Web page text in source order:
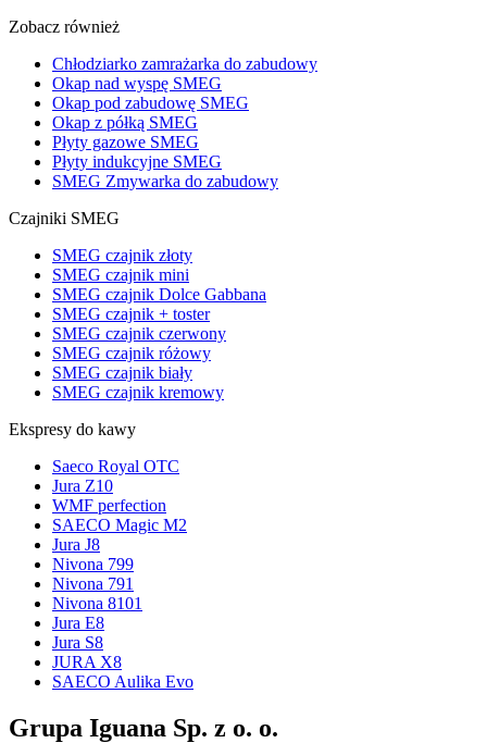
Zobacz również
Chłodziarko zamrażarka do zabudowy
Okap nad wyspę SMEG
Okap pod zabudowę SMEG
Okap z półką SMEG
Płyty gazowe SMEG
Płyty indukcyjne SMEG
SMEG Zmywarka do zabudowy
Czajniki SMEG
SMEG czajnik złoty
SMEG czajnik mini
SMEG czajnik Dolce Gabbana
SMEG czajnik + toster
SMEG czajnik czerwony
SMEG czajnik różowy
SMEG czajnik biały
SMEG czajnik kremowy
Ekspresy do kawy
Saeco Royal OTC
Jura Z10
WMF perfection
SAECO Magic M2
Jura J8
Nivona 799
Nivona 791
Nivona 8101
Jura E8
Jura S8
JURA X8
SAECO Aulika Evo
Grupa Iguana Sp. z o. o.